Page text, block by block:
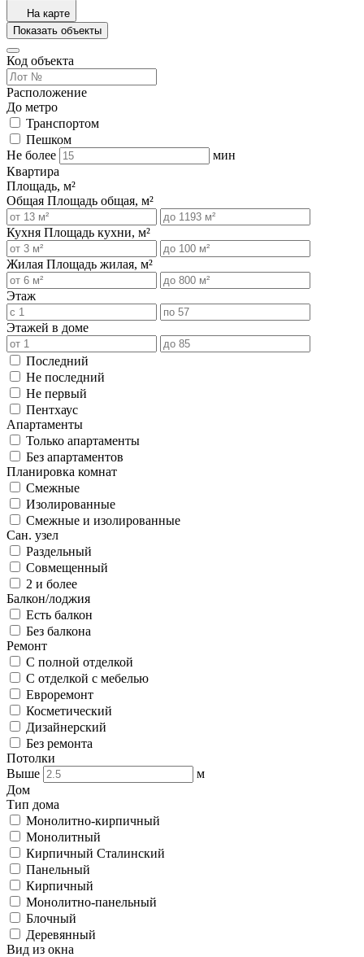
На карте
Показать объекты
Код объекта
Расположение
До метро
Транспортом
Пешком
Не более
мин
Квартира
Площадь, м²
Общая Площадь общая, м²
Кухня Площадь кухни, м²
Жилая Площадь жилая, м²
Этаж
Этажей в доме
Последний
Не последний
Не первый
Пентхаус
Апартаменты
Только апартаменты
Без апартаментов
Планировка комнат
Смежные
Изолированные
Смежные и изолированные
Сан. узел
Раздельный
Совмещенный
2 и более
Балкон/лоджия
Есть балкон
Без балкона
Ремонт
С полной отделкой
С отделкой с мебелью
Евроремонт
Косметический
Дизайнерский
Без ремонта
Потолки
Выше
м
Дом
Тип дома
Монолитно-кирпичный
Монолитный
Кирпичный Сталинский
Панельный
Кирпичный
Монолитно-панельный
Блочный
Деревянный
Вид из окна